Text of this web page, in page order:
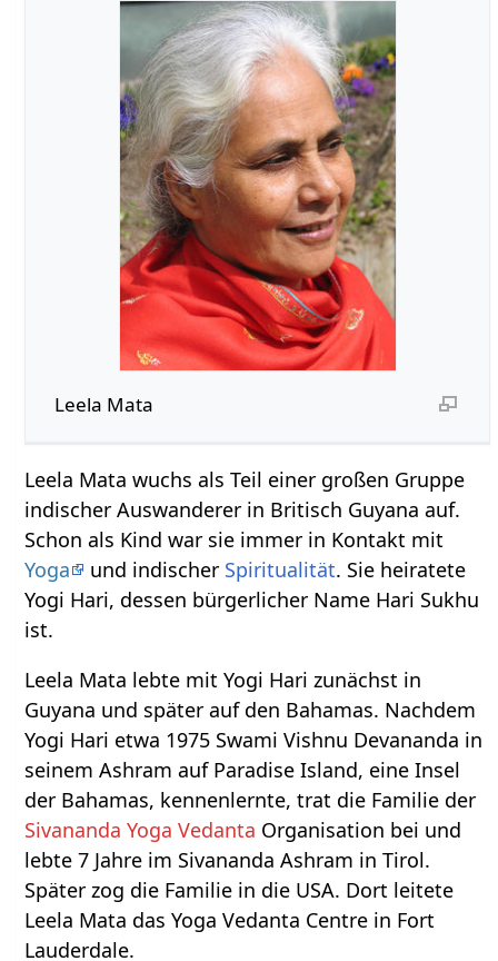
Leela Mata
Leela Mata wuchs als Teil einer großen Gruppe
indischer Auswanderer in Britisch Guyana auf.
Schon als Kind war sie immer in Kontakt mit
Yoga
und indischer Spiritualität. Sie heiratete
Yogi Hari, dessen bürgerlicher Name Hari Sukhu
ist.
Leela Mata lebte mit Yogi Hari zunächst in
Guyana und später auf den Bahamas. Nachdem
Yogi Hari etwa 1975 Swami Vishnu Devananda in
seinem Ashram auf Paradise Island, eine Insel
der Bahamas, kennenlernte, trat die Familie der
Sivananda Yoga Vedanta Organisation bei und
lebte 7 Jahre im Sivananda Ashram in Tirol.
Später zog die Familie in die USA. Dort leitete
Leela Mata das Yoga Vedanta Centre in Fort
Lauderdale.